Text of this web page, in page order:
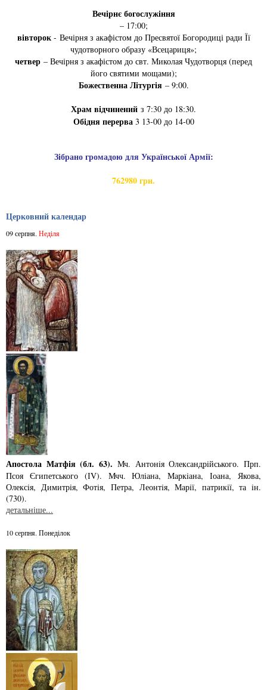
Вечірнє богослужіння
– 17:00;
вівторок- Вечірня з акафістом до Пресвятої Богородиці ради Її
чудотворного образу «Всецариця»;
четвер – Вечірня з акафістом до свт. Миколая Чудотворця (перед
його святими мощами);
Божественна Літургія– 9:00.
Храм відчинений з 7:30 до 18:30.
Обідня перерва3 13-00 до 14-00
Зібрано громадою для Української Армії:
762980 грн.
Церковний календар
09 серпня. Неділя
Апостола Матфія (бл. 63). Мч. Антонiя Олександрiйського. Прп.
Псоя Єгипетського (ІV). Мчч. Юлiана, Маркiана, Іоана, Якова,
Олексiя, Димитрiя, Фотiя, Петра, Леонтiя, Марiї, патрикiї, та iн.
(730).
детальніше...
10 серпня. Понеділок